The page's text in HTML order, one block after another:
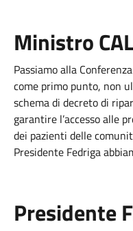
Ministro
Passiamo alla
come primo punto, non
schema di decreto di
garantire l’accesso alle
dei pazienti delle
Presidente Fedriga
Presidente